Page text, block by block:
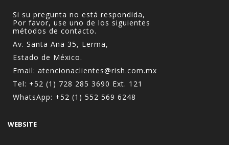
Si su pregunta no está respondida,
Por favor, use uno de los siguientes
métodos de contacto.
Av. Santa Ana 35, Lerma,
Estado de México.
Email: atencionaclientes@rish.com.mx
Tel: +52 (1) 728 285 3690 Ext. 121
WhatsApp: +52 (1) 552 569 6248
WEBSITE